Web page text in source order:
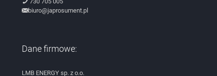
biuro@japrosument.pl
Dane firmowe:
LMB ENERGY sp. z o.o.